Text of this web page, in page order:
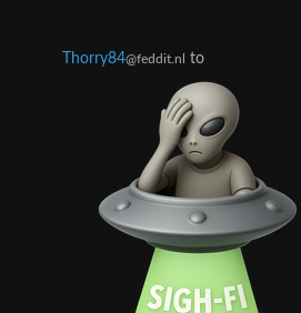
Thorry84@feddit.nl to